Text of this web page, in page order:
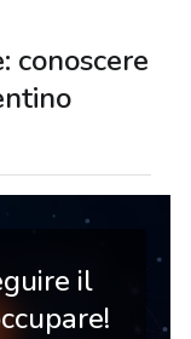
conoscere
il